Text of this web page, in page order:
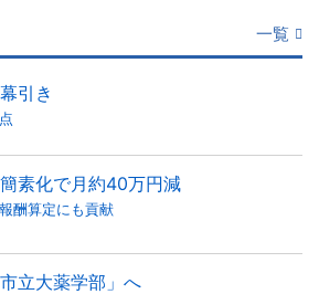
一覧
引き
素化で月約40万円減
酬算定にも貢献
立大薬学部」へ